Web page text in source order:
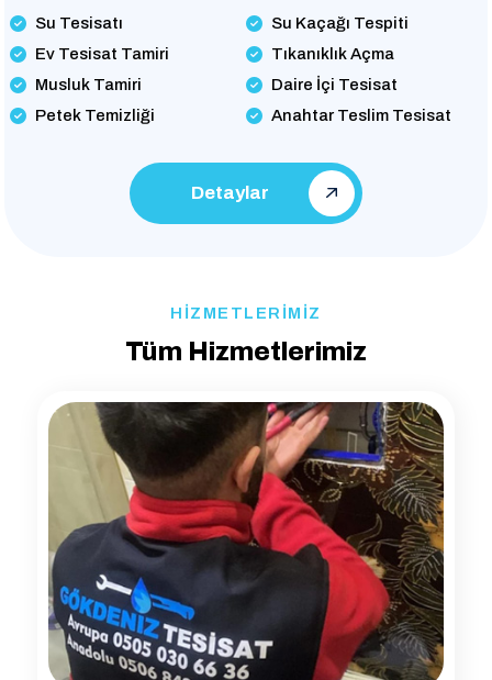
Su Tesisatı
Su Kaçağı Tespiti
Ev Tesisat Tamiri
Tıkanıklık Açma
Musluk Tamiri
Daire İçi Tesisat
Petek Temizliği
Anahtar Teslim Tesisat
Detaylar
HİZMETLERİMİZ
Tüm Hizmetlerimiz